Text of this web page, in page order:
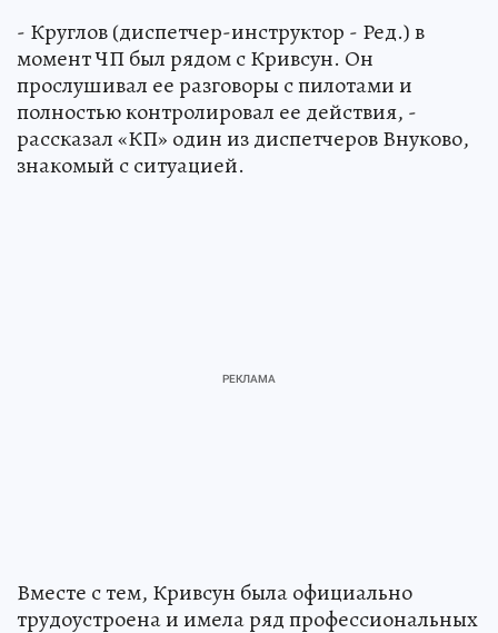
- Круглов (диспетчер-инструктор - Ред.) в
момент ЧП был рядом с Кривсун. Он
прослушивал ее разговоры с пилотами и
полностью контролировал ее действия, -
рассказал «КП» один из диспетчеров Внуково,
знакомый с ситуацией.
Вместе с тем, Кривсун была официально
трудоустроена и имела ряд профессиональных